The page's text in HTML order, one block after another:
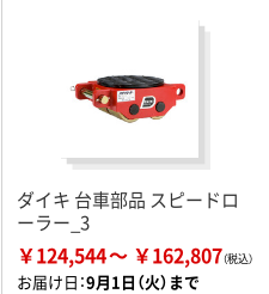
ダイキ 台車部品 スピードロ
ーラー_3
￥124,544 ￥162,807
お届け日：9月1日（火）まで